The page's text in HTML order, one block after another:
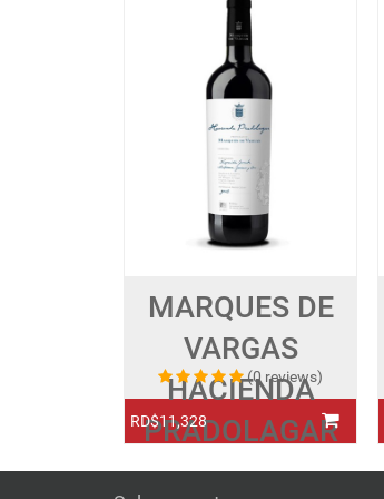
MARQUES DE
VARGAS
HACIENDA
PRADOLAGAR
(0 reviews)
RD$11,328